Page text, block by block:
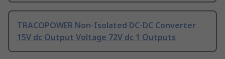
TRACOPOWER Non-Isolated DC-DC Converter
15V dc Output Voltage 72V dc 1 Outputs